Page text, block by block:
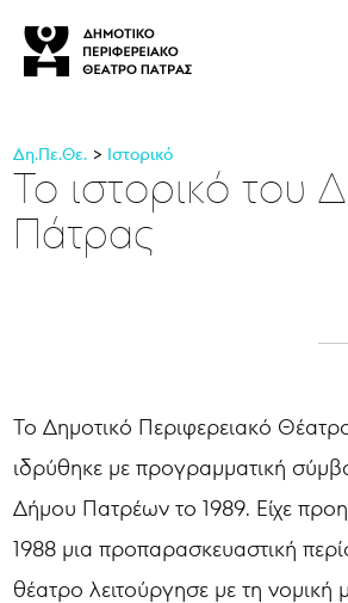
Δη.Πε.Θε. Ιστορικό
Το ιστορικό του
Πάτρας
Το Δημοτικό Περιφερειακό
ιδρύθηκε με προγραμματική
Δήμου Πατρέων το 1989. Είχε
1988 μια προπαρασκευαστική
θέατρο λειτούργησε με τη νομική